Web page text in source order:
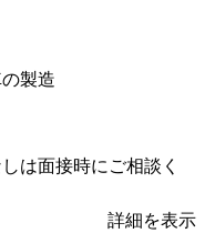
製造
は面接時にご相談く
詳細を表示